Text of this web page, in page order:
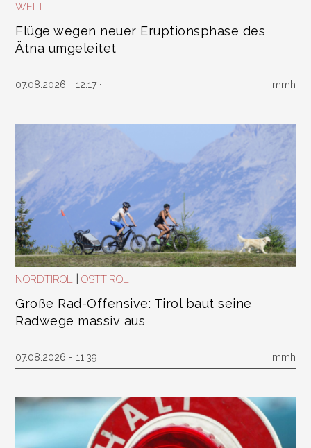
WELT
Flüge wegen neuer Eruptionsphase des
Ätna umgeleitet
07.08.2026 - 12:17 · mmh
NORDTIROL OSTTIROL
Große Rad-Offensive: Tirol baut seine
Radwege massiv aus
07.08.2026 - 11:39 · mmh